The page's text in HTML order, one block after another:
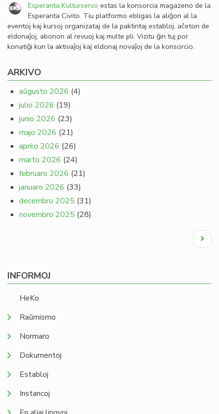
Esperanta Kulturservo estas la konsorcia magazeno de la
Esperanta Civito. Tiu platformo ebligas la aliĝon al la
eventoj kaj kursoj organizataj de la paktintaj establoj, aĉeton de
eldonaĵoj, abonon al revuoj kaj multe pli. Vizitu ĝin tuj por
konatiĝi kun la aktivaĵoj kaj eldonaj novaĵoj de la konsorcio.
ARKIVO
aŭgusto 2026 (4)
julio 2026 (19)
junio 2026 (23)
majo 2026 (21)
aprilo 2026 (26)
marto 2026 (24)
februaro 2026 (21)
januaro 2026 (33)
decembro 2025 (31)
novembro 2025 (28)
Next
page
INFORMOJ
HeKo
Raŭmismo
Normaro
Dokumentoj
Establoj
Instancoj